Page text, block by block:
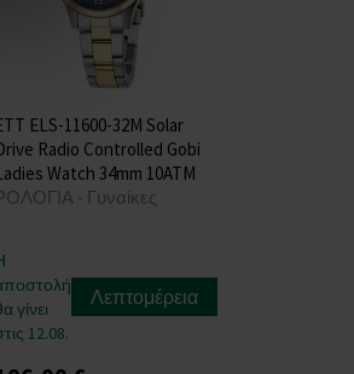
ELS-11600-32M Solar
Radio Controlled Gobi
Watch 34mm 10ATM
- Γυναίκες
γίνει
12.08.
Λεπτομέρεια